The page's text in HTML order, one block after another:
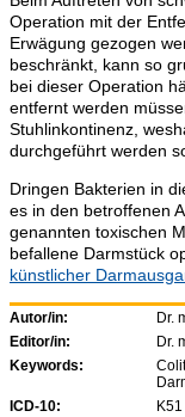
Operation mit der
Erwägung gezogen
beschränkt, kann so
bei dieser Operation
entfernt werden
Stuhlinkontinenz,
durchgeführt werden
Dringen Bakterien in
es in den betroffenen
genannten toxischen
befallene Darmstück
künstlicher
Autor/in:
Dr.
Editor/in:
Dr.
Keywords:
ICD-10:
K51